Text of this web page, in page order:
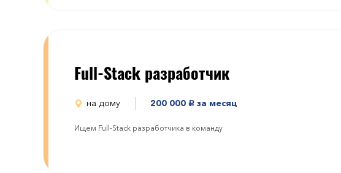
Full-Stack разработчик
на дому 200 000 руб. за месяц
Ищем Full-Stack разработчика в команду